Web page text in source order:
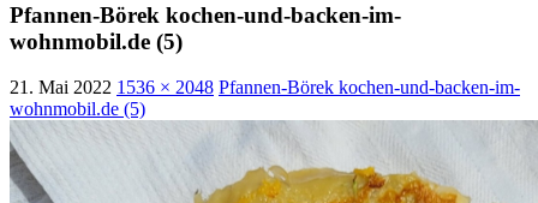
Pfannen-Börek kochen-und-backen-im-
wohnmobil.de (5)
21. Mai 2022 1536 × 2048 Pfannen-Börek kochen-und-backen-im-
wohnmobil.de (5)